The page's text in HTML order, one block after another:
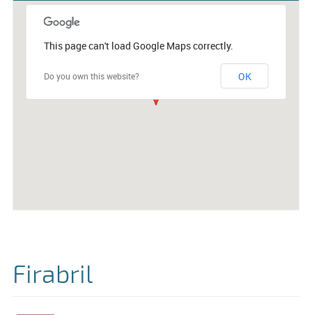
This page can't load Google Maps correctly.
Do you own this website? OK
Firabril